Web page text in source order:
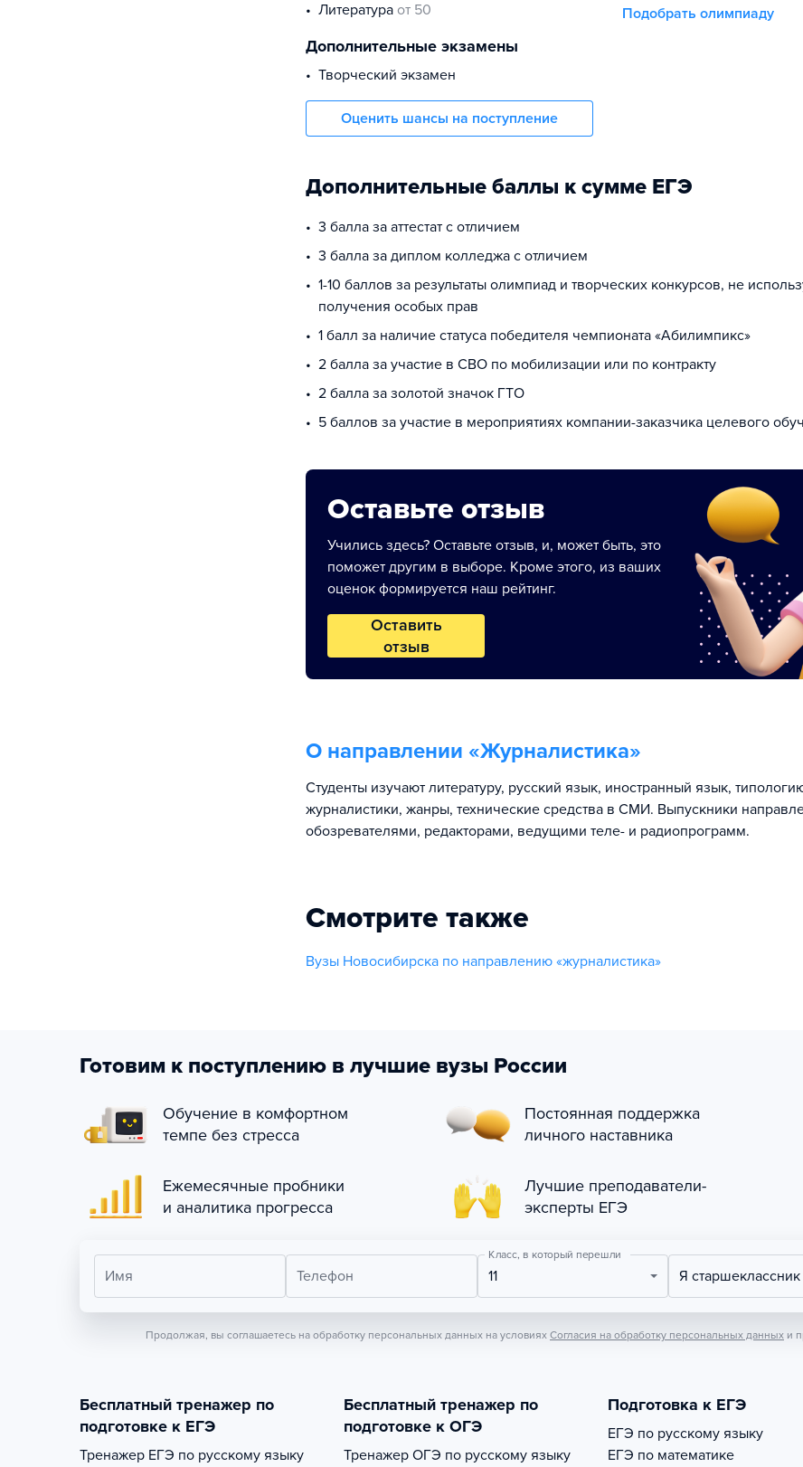
литература от 50
Дополнительные экзамены
Творческий экзамен
Оценить шансы на поступление
Подобрать олимпиаду
Дополнительные баллы к сумме ЕГЭ
3 балла за аттестат с отличием
3 балла за диплом колледжа с отличием
1-10 баллов за результаты олимпиад и творческих конкурсов, не
получения особых прав
1 балл за наличие статуса победителя чемпионата «Абилимпикс»
2 балла за участие в СВО по мобилизации или по контракту
2 балла за золотой значок ГТО
5 баллов за участие в мероприятиях компании-заказчика целевого
Оставьте отзыв
Учились здесь? Оставьте отзыв, и, может быть, это
поможет другим в выборе. Кроме этого, из ваших
оценок формируется наш рейтинг.
Оставить
отзыв
О направлении «Журналистика»
Студенты изучают литературу, русский язык, иностранный язык,
журналистики, жанры, технические средства в СМИ. Выпускники
обозревателями, редакторами, ведущими теле- и радиопрограмм.
Смотрите также
Вузы Новосибирска по направлению «журналистика»
Готовим к поступлению в лучшие вузы России
Обучение в комфортном
темпе без стресса
Постоянная поддержка
личного наставника
Ежемесячные пробники
и аналитика прогресса
Лучшие преподаватели-
эксперты ЕГЭ
Имя Телефон
Класс, в который перешли
11 Я старшеклассник
Продолжая, вы соглашаетесь на обработку персональных данных на условиях Согласия на обработку персональных данных и
Бесплатный тренажер по
подготовке к ЕГЭ
Тренажер ЕГЭ по русскому языку
Бесплатный тренажер по
подготовке к ОГЭ
Тренажер ОГЭ по русскому языку
Подготовка к ЕГЭ
ЕГЭ по русскому языку
ЕГЭ по математике